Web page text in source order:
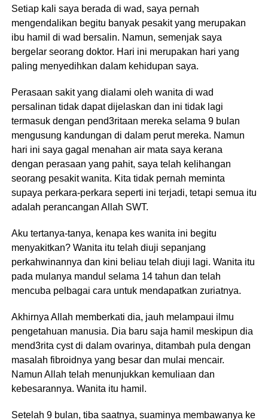
Setiap kali saya berada di wad, saya pernah
mengendalikan begitu banyak pesakit yang merupakan
ibu hamil di wad bersalin. Namun, semenjak saya
bergeIar seorang doktor. Hari ini merupakan hari yang
paling menyedihkan daIam kehidupan saya.
Perasaan sakit yang dialami oleh wanita di wad
persalinan tidak dapat dijelaskan dan ini tidak lagi
termasuk dengan pend3ritaan mereka selama 9 bulan
mengusung kandungan di dalam perut mereka. Namun
hari ini saya gagal menahan air mata saya kerana
dengan perasaan yang pahit, saya telah kelihangan
seorang pesakit wanita. Kita tidak pernah meminta
supaya perkara-perkara seperti ini terjadi, tetapi semua itu
adalah perancangan Allah SWT.
Aku tertanya-tanya, kenapa kes wanita ini begitu
menyakitkan? Wanita itu telah diuji sepanjang
perkahwinannya dan kini beliau telah diuji lagi. Wanita itu
pada mulanya mandul selama 14 tahun dan telah
mencuba pelbagai cara untuk mendapatkan zuriatnya.
Akhirnya Allah memberkati dia, jauh melampaui ilmu
pengetahuan manusia. Dia baru saja hamil meskipun dia
mend3rita cyst di dalam ovarinya, ditambah pula dengan
masalah fibroidnya yang besar dan mulai mencair.
Namun Allah telah menunjukkan kemuliaan dan
kebesarannya. Wanita itu hamil.
Setelah 9 bulan, tiba saatnya, suaminya membawanya ke